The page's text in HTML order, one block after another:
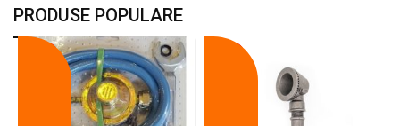
PRODUSE POPULARE